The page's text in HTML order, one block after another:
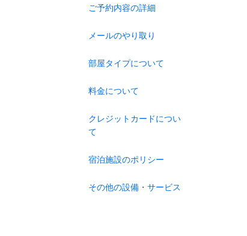
ご予約内容の詳細
メールのやり取り
部屋タイプについて
料金について
クレジットカードについ
て
宿泊施設のポリシー
その他の設備・サービス